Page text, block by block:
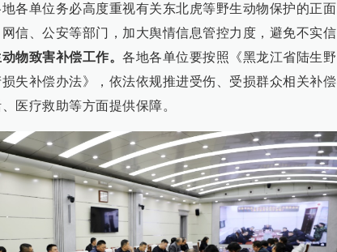
各单位务必高度重视有关东北虎等野生动物保护的正面
信、公安等部门，加大舆情信息管控力度，避免不实信
物致害补偿工作。 各地各单位要按照《黑龙江省陆生野
失补偿办法》，依法依规推进受伤、受损群众相关补偿
医疗救助等方面提供保障。